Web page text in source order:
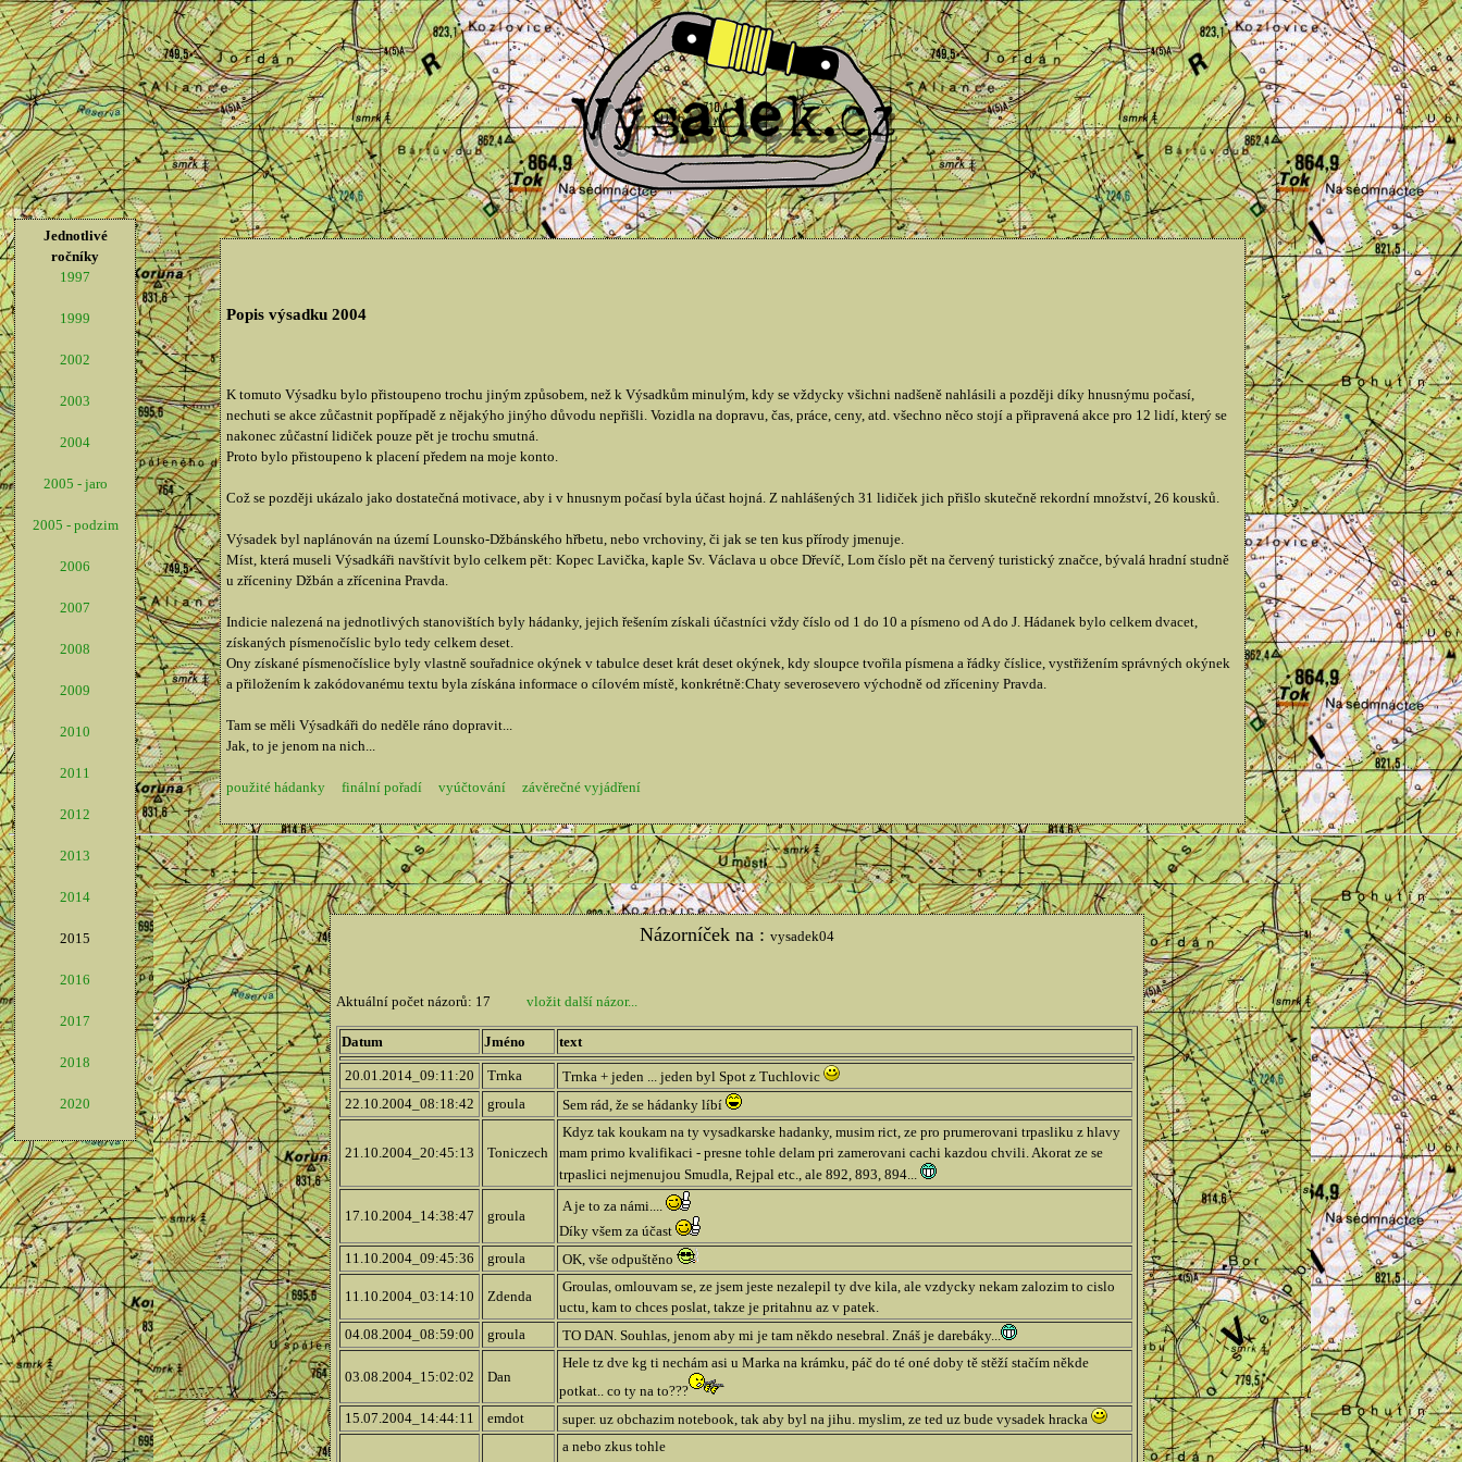
Jednotlivé
ročníky
1997
1999
2002
2003
2004
2005 - jaro
2005 - podzim
2006
2007
2008
2009
2010
2011
2012
2013
2014
2015
2016
2017
2018
2020
Popis výsadku 2004
K tomuto Výsadku bylo přistoupeno trochu jiným způsobem, než k Výsadkům minulým, kdy se vždycky všichni nadšeně nahlásili a později díky hnusnýmu počasí,
nechuti se akce zůčastnit popřípadě z nějakýho jinýho důvodu nepřišli. Vozidla na dopravu, čas, práce, ceny, atd. všechno něco stojí a připravená akce pro 12 lidí, který se
nakonec zůčastní lidiček pouze pět je trochu smutná.
Proto bylo přistoupeno k placení předem na moje konto.
Což se později ukázalo jako dostatečná motivace, aby i v hnusnym počasí byla účast hojná. Z nahlášených 31 lidiček jich přišlo skutečně rekordní množství, 26 kousků.
Výsadek byl naplánován na území Lounsko-Džbánského hřbetu, nebo vrchoviny, či jak se ten kus přírody jmenuje.
Míst, která museli Výsadkáři navštívit bylo celkem pět: Kopec Lavička, kaple Sv. Václava u obce Dřevíč, Lom číslo pět na červený turistický značce, bývalá hradní studně
u zříceniny Džbán a zřícenina Pravda.
Indicie nalezená na jednotlivých stanovištích byly hádanky, jejich řešením získali účastníci vždy číslo od 1 do 10 a písmeno od A do J. Hádanek bylo celkem dvacet,
získaných písmenočíslic bylo tedy celkem deset.
Ony získané písmenočíslice byly vlastně souřadnice okýnek v tabulce deset krát deset okýnek, kdy sloupce tvořila písmena a řádky číslice, vystřižením správných okýnek
a přiložením k zakódovanému textu byla získána informace o cílovém místě, konkrétně:Chaty severosevero východně od zříceniny Pravda.
Tam se měli Výsadkáři do neděle ráno dopravit...
Jak, to je jenom na nich...
použité hádanky finální pořadí vyúčtování závěrečné vyjádření